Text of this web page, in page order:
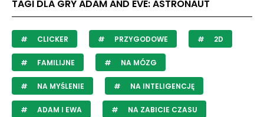
TAGI DLA GRY ADAM AND EVE: ASTRONAUT
CLICKER PRZYGODOWE 2D
FAMILIJNE NA MÓZG
NA MYŚLENIE NA INTELIGENCJĘ
ADAM I EWA NA ZABICIE CZASU